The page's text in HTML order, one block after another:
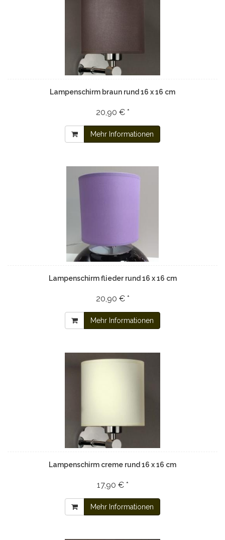
Lampenschirm braun rund 16 x 16 cm
20,90 € *
Mehr Informationen
Lampenschirm flieder rund 16 x 16 cm
20,90 € *
Mehr Informationen
Lampenschirm creme rund 16 x 16 cm
17,90 € *
Mehr Informationen